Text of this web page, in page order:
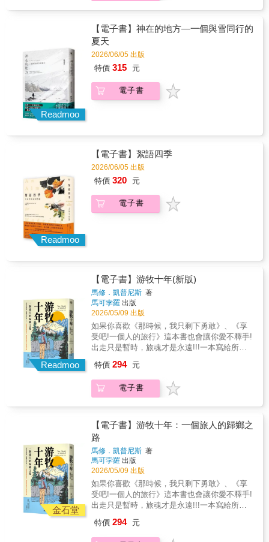
國唯一的模糊概念來自於舅舅：泰國錢幣、大
象鑰匙圈、榴槤糖、孔雀羽毛、五塔標行軍
散、風景畫摺疊扇&hellip;&hellip; 為什麼這個
新鮮有趣、充滿生命力的泰國，和小時候在宜
蘭鄉下認識的泰國，長得根本不像。 我的泰國
有按摩、夜市、背包客、佛寺和水上市場，有
曼谷清邁華欣芭達雅和好多熱帶島嶼，是一個
色彩繽紛的人間萬花筒。 我們真的來到同一個
Readmoo
【電子書】神在的地方—一個與雪同行的
夏天
2026/06/05 出版
特價 315 元
電子書
Readmoo
【電子書】絮語四季
2026/06/05 出版
特價 320 元
電子書
Readmoo
【電子書】游牧十年(新版)
馬修．凱普尼斯 著
馬可孛羅 出版
2026/05/09 出版
如果你喜歡《那時候，我只剩下勇敢》、《享
受吧!一個人的旅行》這本書也會讓你愛不釋手!
出走只是暫時，旅魂才是永遠!!!一本寫給所有
心推薦】伊娃 | 游牧作家雪兒CHER | 自助旅人
作家黃麗如 | 酒途旅人藍白拖 | 背包旅人▼我是
一個游牧旅人十年來，我在旅途上過著長路漫
館。與無以數計的人相伴。旅途是我的家。 在
所有那些時日、所有那些里程中，我不帶目標
地漫遊。我沒有用清單列出我要去哪些特定目
的地、看哪些特定景點。我的唯一目的就是旅
行。 ▼關於冒險、成長與
「尋找內在歸屬」的真誠告白。本書是旅遊作
家馬修．凱普尼斯在長達十年浪遊歲月之後，
對「旅行人生」所做的一次深刻回望與反思。
它不同於一般充滿冒險故事與異國風情的遊
記，而是更貼近一段尋找自我內在聲音的旅程
特價 294 元
電子書
金石堂
【電子書】游牧十年：一個旅人的歸鄉之
路
馬修．凱普尼斯 著
馬可孛羅 出版
2026/05/09 出版
如果你喜歡《那時候，我只剩下勇敢》、《享
受吧!一個人的旅行》這本書也會讓你愛不釋手!
出走只是暫時，旅魂才是永遠!!!一本寫給所有
心推薦】伊娃 | 游牧作家雪兒CHER | 自助旅人
作家黃麗如 | 酒途旅人藍白拖 | 背包旅人▼我是
特價 294 元